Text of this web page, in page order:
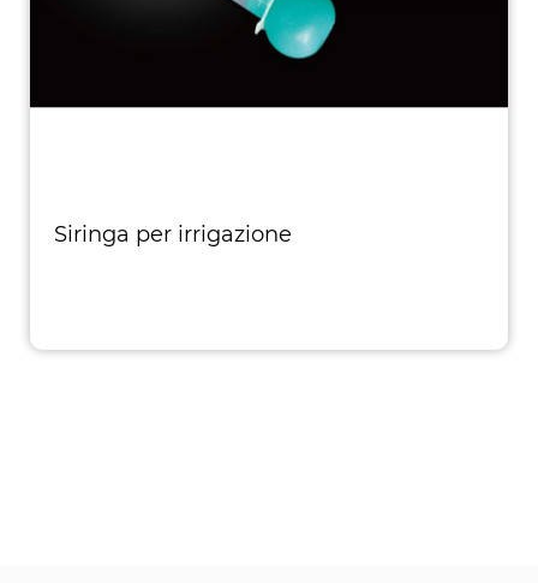
Siringa per irrigazione